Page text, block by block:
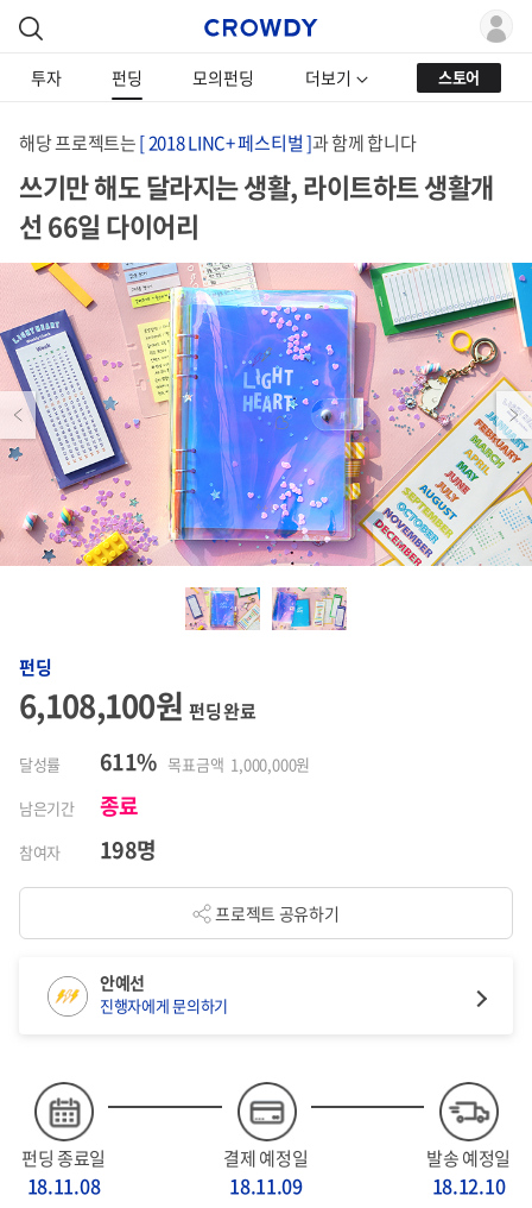
투자 펀딩 모의펀딩 더보기 스토어
해당 프로젝트는[ 2018 LINC+ 페스티벌 ]과 함께 합니다
쓰기만 해도 달라지는 생활, 라이트하트 생활개
선 66일 다이어리
Previous Next
펀딩
6,108,100원펀딩 완료
달성률 611% 목표금액 1,000,000원
남은기간
종료
참여자 198명
프로젝트 공유하기
펀딩 종료일
18.11.08
결제 예정일
18.11.09
발송 예정일
18.12.10
안예선
진행자에게 문의하기